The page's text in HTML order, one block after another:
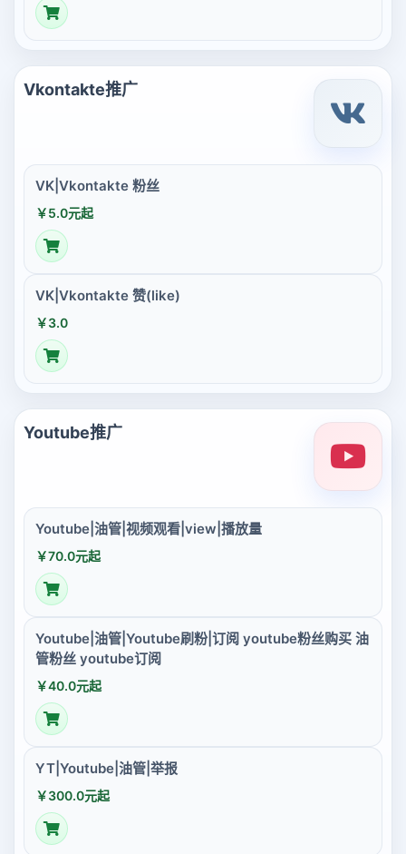
Vkontakte推广
VK|Vkontakte 粉丝
￥5.0元起
VK|Vkontakte 赞(like)
￥3.0
Youtube推广
Youtube|油管|视频观看|view|播放量
￥70.0元起
Youtube|油管|Youtube刷粉|订阅 youtube粉丝购买 油
管粉丝 youtube订阅
￥40.0元起
YT|Youtube|油管|举报
￥300.0元起